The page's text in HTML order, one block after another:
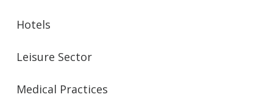
Hotels
Leisure Sector
Medical Practices